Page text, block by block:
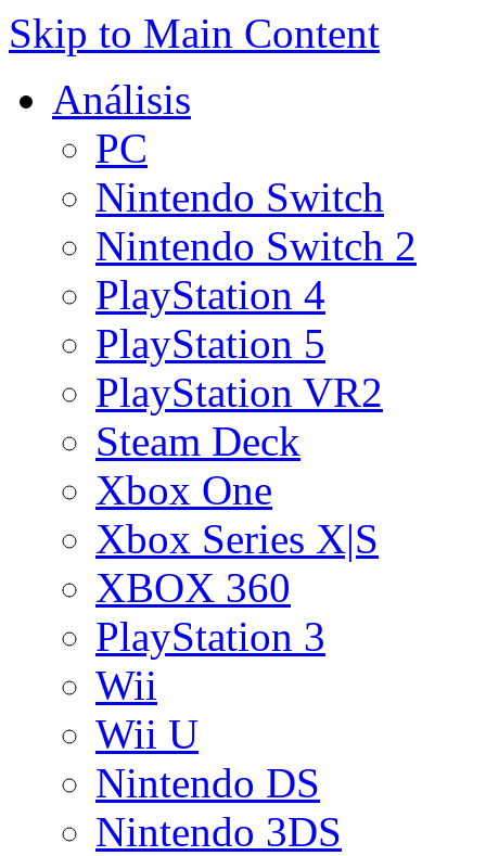
Skip to Main Content
Análisis
PC
Nintendo Switch
Nintendo Switch 2
PlayStation 4
PlayStation 5
PlayStation VR2
Steam Deck
Xbox One
Xbox Series X|S
XBOX 360
PlayStation 3
Wii
Wii U
Nintendo DS
Nintendo 3DS